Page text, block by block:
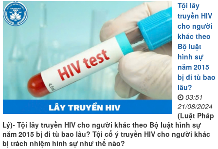
Tội lây
truyền HIV
cho người
khác theo
Bộ luật
hình sự
năm 2015
bị đi tù bao
lâu?
03:51
21/08/2024
(Luật Pháp
Lý)- Tội lây truyền HIV cho người khác theo Bộ luật hình sự
năm 2015 bị đi tù bao lâu? Tội cố ý truyền HIV cho người khác
bị trách nhiệm hình sự như thế nào?